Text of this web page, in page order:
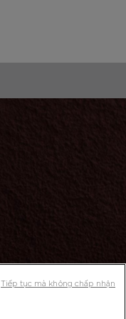
Tiếp tục mà không chấp nhận